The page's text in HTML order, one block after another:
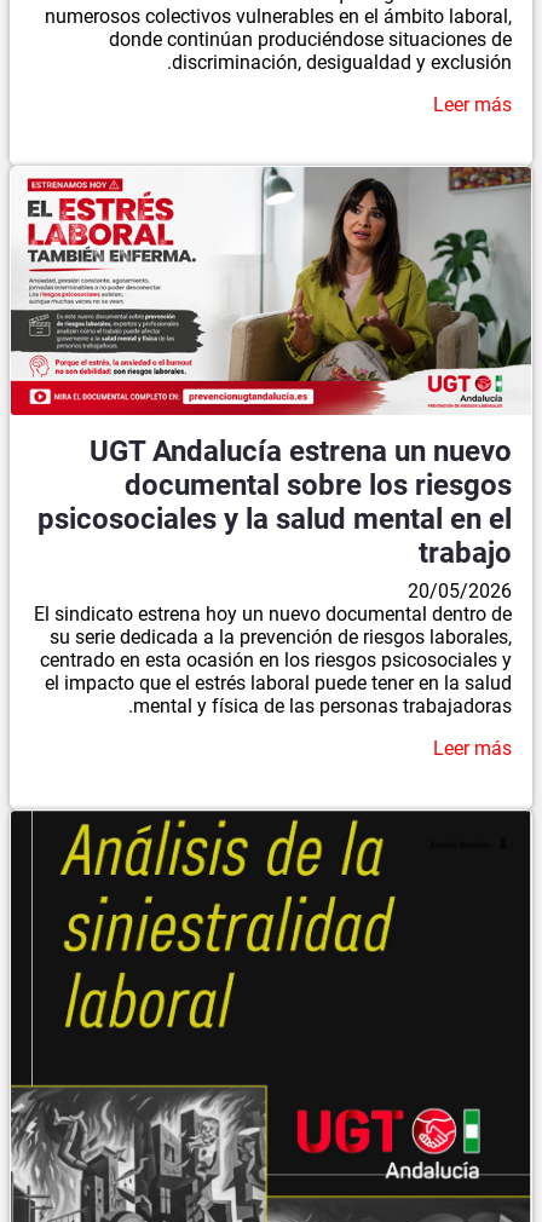
numerosos colectivos vulnerables en el ámbito laboral,
donde continúan produciéndose situaciones de
discriminación, desigualdad y exclusión.
Leer más
UGT Andalucía estrena un nuevo
documental sobre los riesgos
psicosociales y la salud mental en el
trabajo
20/05/2026
El sindicato estrena hoy un nuevo documental dentro de
su serie dedicada a la prevención de riesgos laborales,
centrado en esta ocasión en los riesgos psicosociales y
el impacto que el estrés laboral puede tener en la salud
mental y física de las personas trabajadoras.
Leer más